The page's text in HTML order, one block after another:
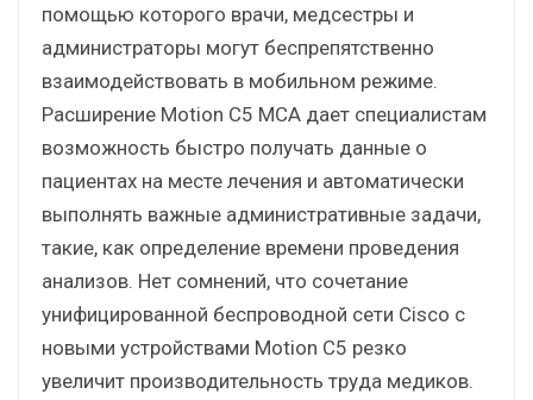
помощью которого врачи, медсестры и
администраторы могут беспрепятственно
взаимодействовать в мобильном режиме.
Расширение Motion C5 MCA дает специалистам
возможность быстро получать данные о
пациентах на месте лечения и автоматически
выполнять важные административные задачи,
такие, как определение времени проведения
анализов. Нет сомнений, что сочетание
унифицированной беспроводной сети Cisco с
новыми устройствами Motion C5 резко
увеличит производительность труда медиков.